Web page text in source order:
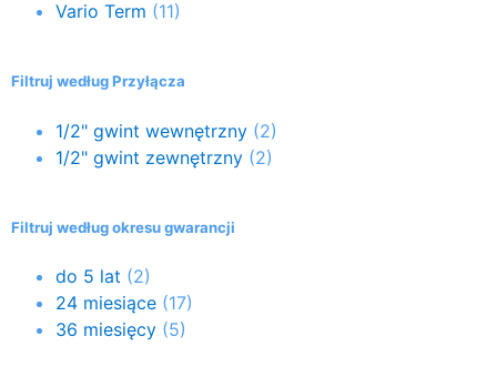
Vario Term (11)
Filtruj według Przyłącza
1/2" gwint wewnętrzny (2)
1/2" gwint zewnętrzny (2)
Filtruj według okresu gwarancji
do 5 lat (2)
24 miesiące (17)
36 miesięcy (5)